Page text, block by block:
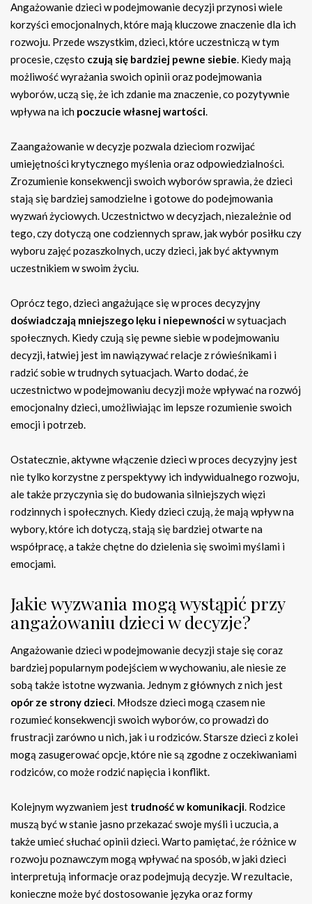
Angażowanie dzieci w podejmowanie decyzji przynosi wiele
korzyści emocjonalnych, które mają kluczowe znaczenie dla ich
rozwoju. Przede wszystkim, dzieci, które uczestniczą w tym
procesie, często czują się bardziej pewne siebie. Kiedy mają
możliwość wyrażania swoich opinii oraz podejmowania
wyborów, uczą się, że ich zdanie ma znaczenie, co pozytywnie
wpływa na ich poczucie własnej wartości.
Zaangażowanie w decyzje pozwala dzieciom rozwijać
umiejętności krytycznego myślenia oraz odpowiedzialności.
Zrozumienie konsekwencji swoich wyborów sprawia, że dzieci
stają się bardziej samodzielne i gotowe do podejmowania
wyzwań życiowych. Uczestnictwo w decyzjach, niezależnie od
tego, czy dotyczą one codziennych spraw, jak wybór posiłku czy
wyboru zajęć pozaszkolnych, uczy dzieci, jak być aktywnym
uczestnikiem w swoim życiu.
Oprócz tego, dzieci angażujące się w proces decyzyjny
doświadczają mniejszego lęku i niepewnościw sytuacjach
społecznych. Kiedy czują się pewne siebie w podejmowaniu
decyzji, łatwiej jest im nawiązywać relacje z rówieśnikami i
radzić sobie w trudnych sytuacjach. Warto dodać, że
uczestnictwo w podejmowaniu decyzji może wpływać na rozwój
emocjonalny dzieci, umożliwiając im lepsze rozumienie swoich
emocji i potrzeb.
Ostatecznie, aktywne włączenie dzieci w proces decyzyjny jest
nie tylko korzystne z perspektywy ich indywidualnego rozwoju,
ale także przyczynia się do budowania silniejszych więzi
rodzinnych i społecznych. Kiedy dzieci czują, że mają wpływ na
wybory, które ich dotyczą, stają się bardziej otwarte na
współpracę, a także chętne do dzielenia się swoimi myślami i
emocjami.
Jakie wyzwania mogą wystąpić przy
angażowaniu dzieci w decyzje?
Angażowanie dzieci w podejmowanie decyzji staje się coraz
bardziej popularnym podejściem w wychowaniu, ale niesie ze
sobą także istotne wyzwania. Jednym z głównych z nich jest
opór ze strony dzieci. Młodsze dzieci mogą czasem nie
rozumieć konsekwencji swoich wyborów, co prowadzi do
frustracji zarówno u nich, jak i u rodziców. Starsze dzieci z kolei
mogą zasugerować opcje, które nie są zgodne z oczekiwaniami
rodziców, co może rodzić napięcia i konflikt.
Kolejnym wyzwaniem jest trudność w komunikacji. Rodzice
muszą być w stanie jasno przekazać swoje myśli i uczucia, a
także umieć słuchać opinii dzieci. Warto pamiętać, że różnice w
rozwoju poznawczym mogą wpływać na sposób, w jaki dzieci
interpretują informacje oraz podejmują decyzje. W rezultacie,
konieczne może być dostosowanie języka oraz formy